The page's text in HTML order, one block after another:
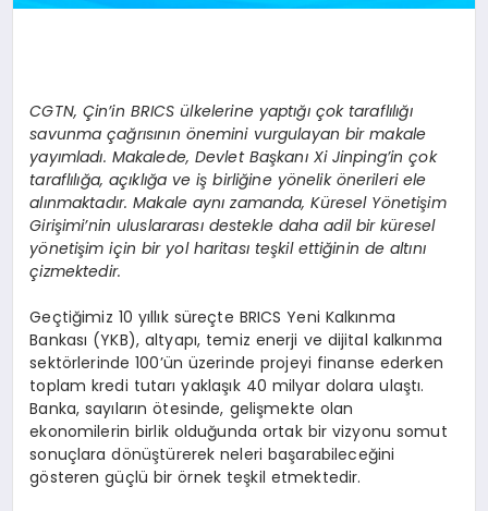
CGTN, Çin’in BRICS ülkelerine yaptığı çok taraflılığı
savunma çağrısının önemini vurgulayan bir makale
yayımladı. Makalede, Devlet Başkanı Xi Jinping’in çok
taraflılığa, açıklığa ve iş birliğine yönelik önerileri ele
alınmaktadır. Makale aynı zamanda, Küresel Yönetişim
Girişimi’nin uluslararası destekle daha adil bir küresel
yönetişim için bir yol haritası teşkil ettiğinin de altını
çizmektedir.
Geçtiğimiz 10 yıllık süreçte BRICS Yeni Kalkınma
Bankası (YKB), altyapı, temiz enerji ve dijital kalkınma
sektörlerinde 100’ün üzerinde projeyi finanse ederken
toplam kredi tutarı yaklaşık 40 milyar dolara ulaştı.
Banka, sayıların ötesinde, gelişmekte olan
ekonomilerin birlik olduğunda ortak bir vizyonu somut
sonuçlara dönüştürerek neleri başarabileceğini
gösteren güçlü bir örnek teşkil etmektedir.